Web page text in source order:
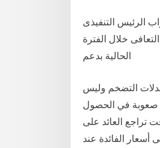
الرئيس التنفيذى
خلال الفترة
الحالية بدعم
التضخم وليس
صعوبة في الحصول
والتي وصلت في بعض البنوك إلى 15%، في وقت تراجع العائد على
أسعار الفائدة عند